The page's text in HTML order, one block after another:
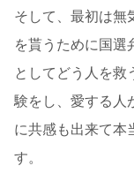
そして、最初は無
を貰うために国選
としてどう人を救
験をし、愛する人
に共感も出来て本
す。